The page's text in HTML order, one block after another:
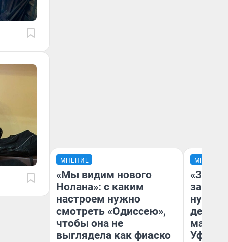
МНЕНИЕ
«Мы видим нового
Нолана»: с каким
настроем нужно
смотреть «Одиссею»,
чтобы она не
выглядела как фиаско
МНЕНИЕ
дела с
Уфа